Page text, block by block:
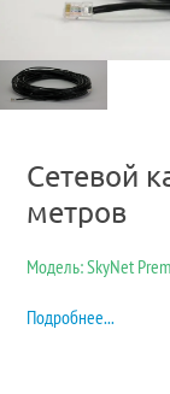
Сетевой
метров
Модель: SkyNet
Подробнее...